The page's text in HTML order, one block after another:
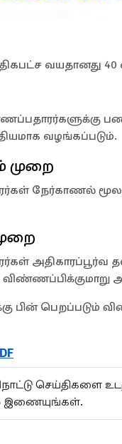
வயதானது 40
வழங்கப்படும்.
முறை
நேர்காணல்
அதிகாரப்பூர்வ
பின்
செய்திகளை
இணையுங்கள்.